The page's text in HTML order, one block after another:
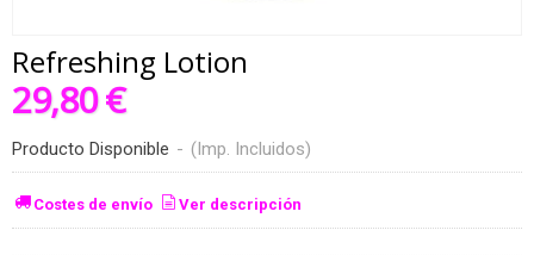
Refreshing Lotion
29,80 €
Producto Disponible - (Imp. Incluidos)
Costes de envío Ver descripción